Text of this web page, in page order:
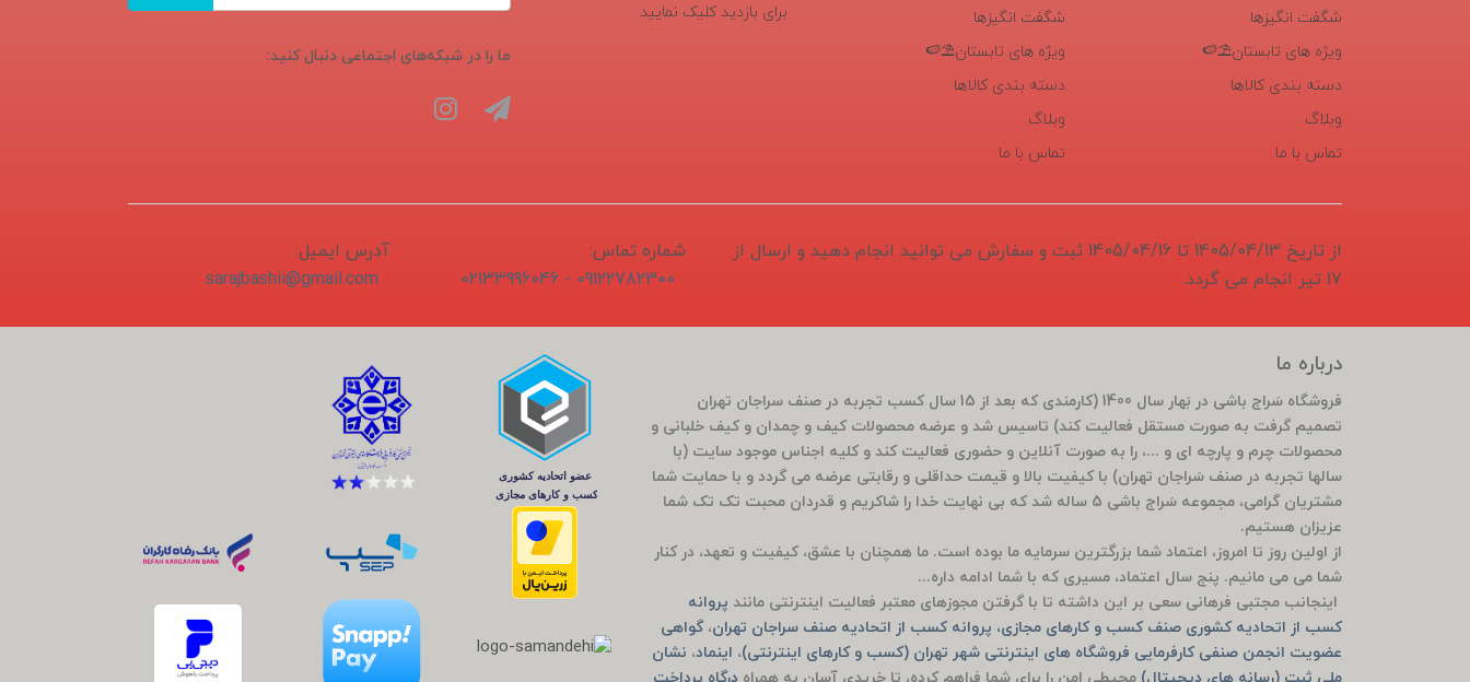
شگفت انگیزها
ویژه های تابستان⛱️🍉
دسته بندی کالاها
وبلاگ
تماس با ما
شگفت انگیزها
ویژه های تابستان⛱️🍉
دسته بندی کالاها
وبلاگ
تماس با ما
برای بازدید کلیک نمایید
ما را در شبکه‌های اجتماعی دنبال کنید:
از تاریخ 1405/04/13 تا 1405/04/16 ثبت و سفارش می توانید انجام دهید و ارسال از
17 تیر انجام می گردد.
شماره تماس:
09122782300 - 02133996046
آدرس ایمیل:
sarajbashii@gmail.com
درباره ما
فروشگاه سَراج باشی در بَهار سال 1400 (کارمندی که بعد از 15 سال کسب تجربه در صنف سراجان تهران
تصمیم گرفت به صورت مستقل فعالیت کند) تاسیس شد و عرضه محصولات کیف و چمدان و کیف خلبانی و
محصولات چرم و پارچه ای و ...، را به صورت آنلاین و حضوری فعالیت کند و کلیه اجناس موجود سایت (با
سالها تجربه در صنف سَراجان تهران) با کیفیت بالا و قیمت حداقلی و رقابتی عرضه می گردد و با حمایت شما
مشتریان گرامی، مجموعه سَراج باشی 5 ساله شد که بی نهایت خدا را شاکریم و قدردان محبت تک تک شما
عزیزان هستیم.
از اولین روز تا امروز، اعتماد شما بزرگترین سرمایه ما بوده است. ما همچنان با عشق، کیفیت و تعهد، در کنار
شما می می مانیم. پنج سال اعتماد، مسیری که با شما ادامه داره...
اینجانب مجتبی فرهانی سعی بر این داشته تا با گرفتن مجوزهای معتبر فعالیت اینترنتی مانند پروانه
کسب از اتحادیه کشوری صنف کسب و کارهای مجازی، پروانه کسب از اتحادیه صنف سراجان تهران،گواهی
عضویت انجمن صنفی کارفرمایی فروشگاه های اینترنتی شهر تهران (کسب و کارهای اینترنتی)، اینماد، نشان